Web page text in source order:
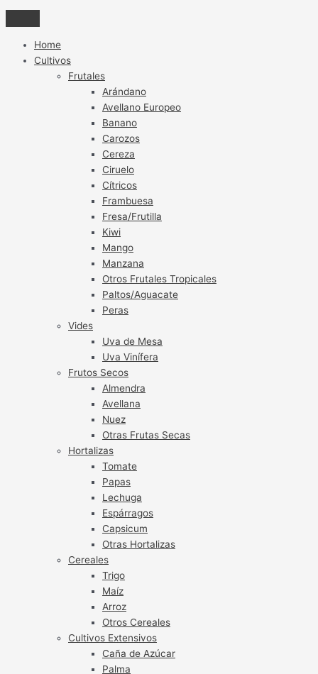
Home
Cultivos
Frutales
Arándano
Avellano Europeo
Banano
Carozos
Cereza
Ciruelo
Cítricos
Frambuesa
Fresa/Frutilla
Kiwi
Mango
Manzana
Otros Frutales Tropicales
Paltos/Aguacate
Peras
Vides
Uva de Mesa
Uva Vinífera
Frutos Secos
Almendra
Avellana
Nuez
Otras Frutas Secas
Hortalizas
Tomate
Papas
Lechuga
Espárragos
Capsicum
Otras Hortalizas
Cereales
Trigo
Maíz
Arroz
Otros Cereales
Cultivos Extensivos
Caña de Azúcar
Palma